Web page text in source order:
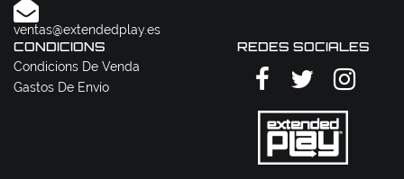
ventas@extendedplay.es
CONDICIONS
Condicions De Venda
Gastos De Envío
REDES SOCIALES